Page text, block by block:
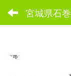
宮城県石